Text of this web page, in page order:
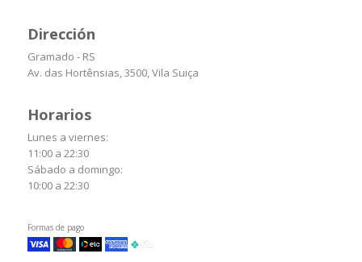
Dirección
Gramado - RS
Av. das Hortênsias, 3500, Vila Suiça
Horarios
Lunes a viernes:
11:00 a 22:30
Sábado a domingo:
10:00 a 22:30
Formas de pago